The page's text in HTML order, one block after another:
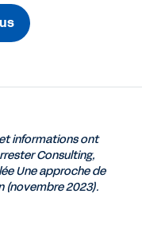
informations ont
Consulting,
Une approche de
(novembre 2023).